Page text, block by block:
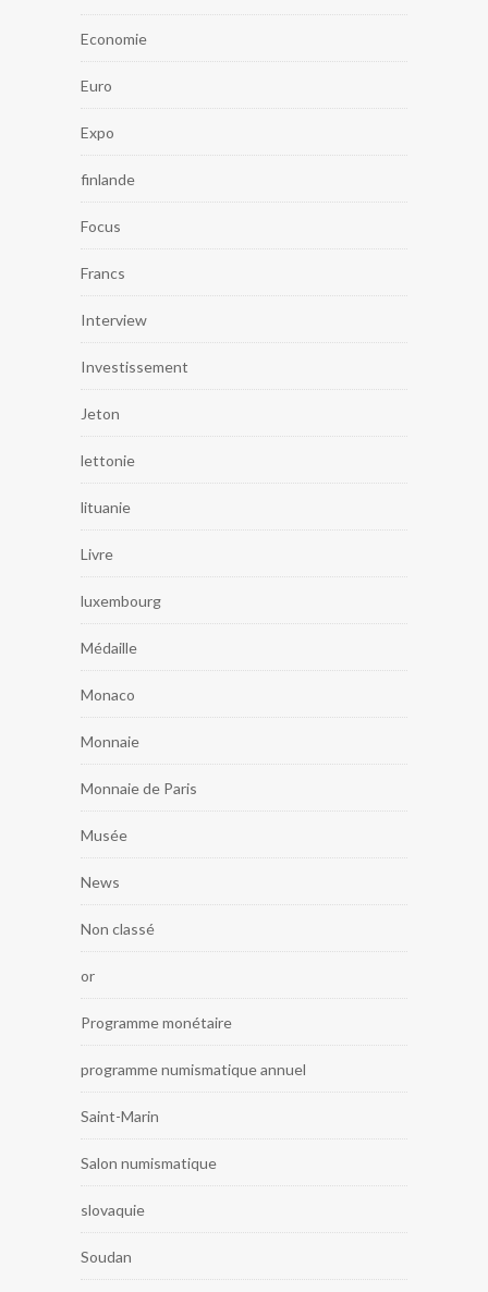
Economie
Euro
Expo
finlande
Focus
Francs
Interview
Investissement
Jeton
lettonie
lituanie
Livre
luxembourg
Médaille
Monaco
Monnaie
Monnaie de Paris
Musée
News
Non classé
or
Programme monétaire
programme numismatique annuel
Saint-Marin
Salon numismatique
slovaquie
Soudan